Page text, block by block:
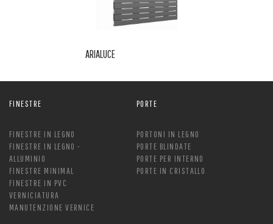
ARIALUCE
FINESTRE
FINESTRE IN LEGNO
FINESTRE IN LEGNO -
ALLUMINIO
FINESTRE MINIMAL
FINESTRE IN PVC
VERNICIATURA
MANUTENZIONE VERNICE
PORTE
PORTONI IN LEGNO
PORTE BLINDATE
PORTE PER INTERNO
PORTE IN CRISTALLO